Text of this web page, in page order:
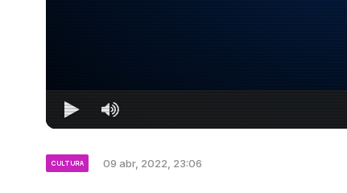
CULTURA 09 abr, 2022, 23:06